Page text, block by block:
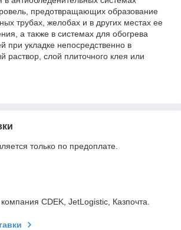
предотвращающих образование
трубах, желобах и в других местах ее
а также в системах для обогрева
при укладке непосредственно в
раствор, слой плиточного клея или
только по предоплате.
CDEK, JetLogistic, Казпочта.